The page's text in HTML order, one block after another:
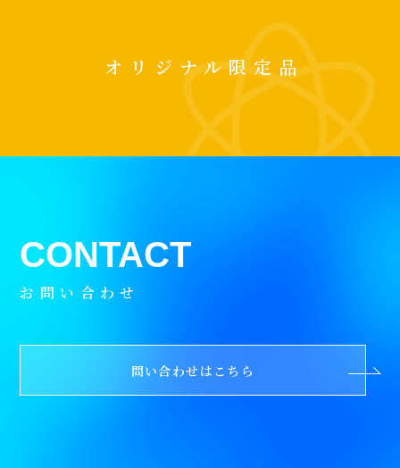
オリジナル限定品
お問い合わせ
問い合わせはこちら